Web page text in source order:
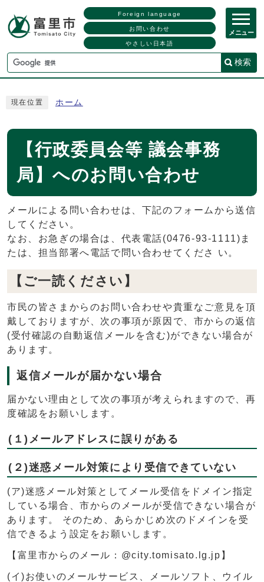
Foreign language
お問い合わせ
やさしい日本語
検索
メニュー
現在位置 ホーム
【行政委員会等 議会事務
局】へのお問い合わせ
メールによる問い合わせは、下記のフォームから送信
してください。
なお、お急ぎの場合は、代表電話(0476-93-1111)ま
たは、担当部署へ電話で問い合わせてくださ い。
【ご一読ください】
市民の皆さまからのお問い合わせや貴重なご意見を頂
戴しておりますが、次の事項が原因で、市からの返信
(受付確認の自動返信メールを含む)ができない場合が
あります。
返信メールが届かない場合
届かない理由として次の事項が考えられますので、再
度確認をお願いします。
(１)メールアドレスに誤りがある
(２)迷惑メール対策により受信できていない
(ア)迷惑メール対策としてメール受信をドメイン指定
している場合、市からのメールが受信できない場合が
あります。 そのため、あらかじめ次のドメインを受
信できるよう設定をお願いします。
【富里市からのメール：@city.tomisato.lg.jp】
(イ)お使いのメールサービス、メールソフト、ウイル